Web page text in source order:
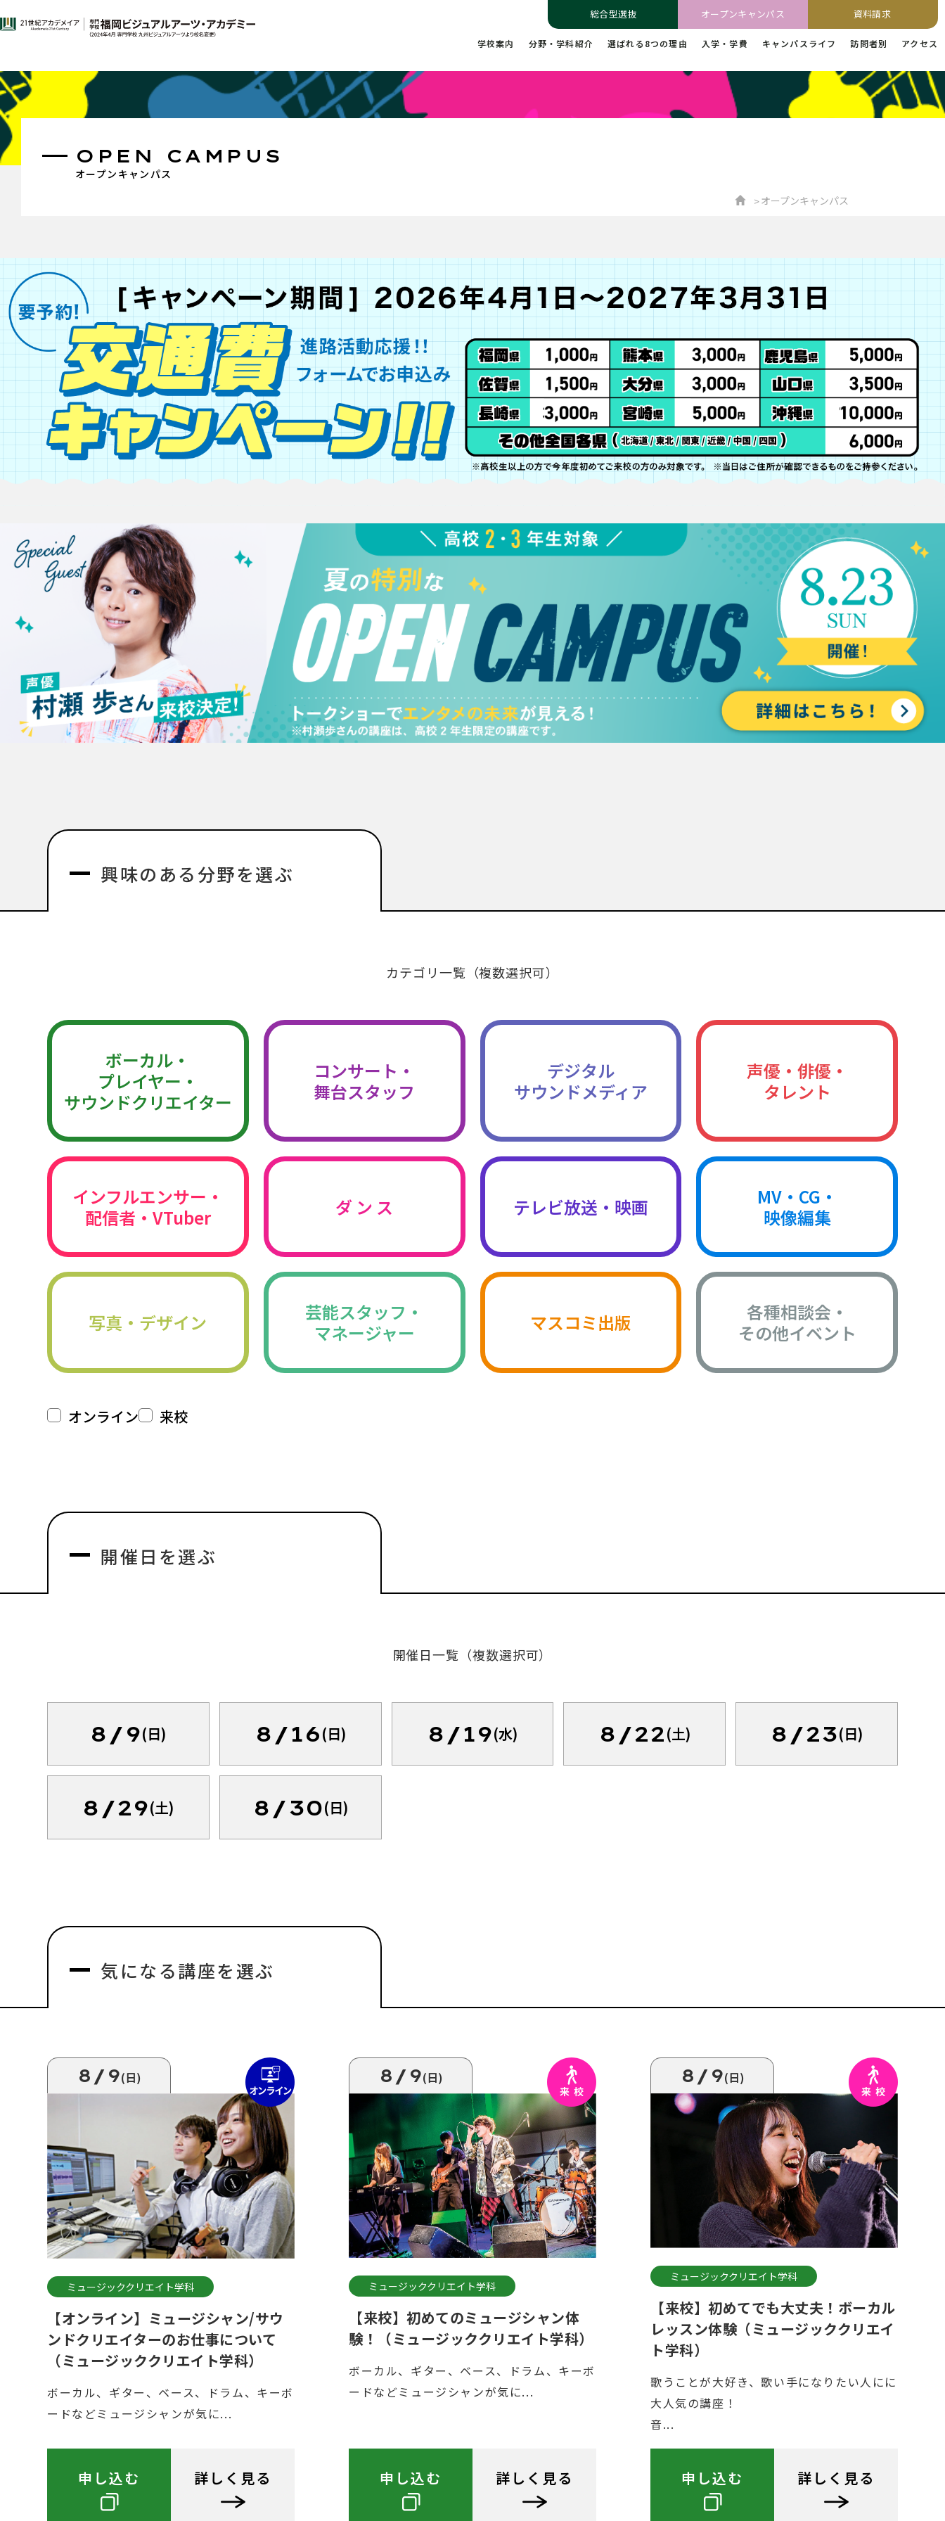
総合型選抜 オープンキャンパス 資料請求
学校案内 分野・学科紹介 選ばれる8つの理由 入学・学費 キャンパスライフ 訪問者別 アクセス
オープンキャンパス
OPEN CAMPUS
オープンキャンパス
興味のある分野を選ぶ
カテゴリ一覧（複数選択可）
ボーカル・
プレイヤー・
サウンドクリエイター
コンサート・
舞台スタッフ
デジタル
サウンドメディア
声優・俳優・
タレント
インフルエンサー・
配信者・VTuber
ダ ン ス テレビ放送・映画
MV・CG・
映像編集
写真・デザイン
芸能スタッフ・
マネージャー
マスコミ出版
各種相談会・
その他イベント
オンライン 来校
開催日を選ぶ
開催日一覧（複数選択可）
8/9(日) 8/16(日) 8/19(水) 8/22(土) 8/23(日)
8/29(土) 8/30(日)
気になる講座を選ぶ
8/9(日)
ミュージッククリエイト学科
【オンライン】ミュージシャン/サウ
ンドクリエイターのお仕事について
（ミュージッククリエイト学科）
ボーカル、ギター、ベース、ドラム、キーボ
ードなどミュージシャンが気に...
申し込む 詳しく見る
8/9(日)
ミュージッククリエイト学科
【来校】初めてのミュージシャン体
験！（ミュージッククリエイト学科）
ボーカル、ギター、ベース、ドラム、キーボ
ードなどミュージシャンが気に...
申し込む 詳しく見る
8/9(日)
ミュージッククリエイト学科
【来校】初めてでも大丈夫！ボーカル
レッスン体験（ミュージッククリエイ
ト学科）
歌うことが大好き、歌い手になりたい人にに
大人気の講座！
音...
申し込む 詳しく見る